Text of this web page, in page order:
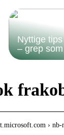
Nyttige tips
– grep
›